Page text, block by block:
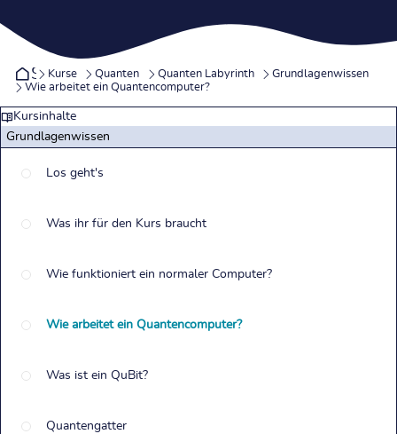
Startseite
Kurse Quanten Quanten Labyrinth
Grundlagenwissen
Wie arbeitet ein Quantencomputer?
Kursinhalte
Grundlagenwissen
Los geht's
Was ihr für den Kurs braucht
Wie funktioniert ein normaler Computer?
Wie arbeitet ein Quantencomputer?
Was ist ein QuBit?
Quantengatter